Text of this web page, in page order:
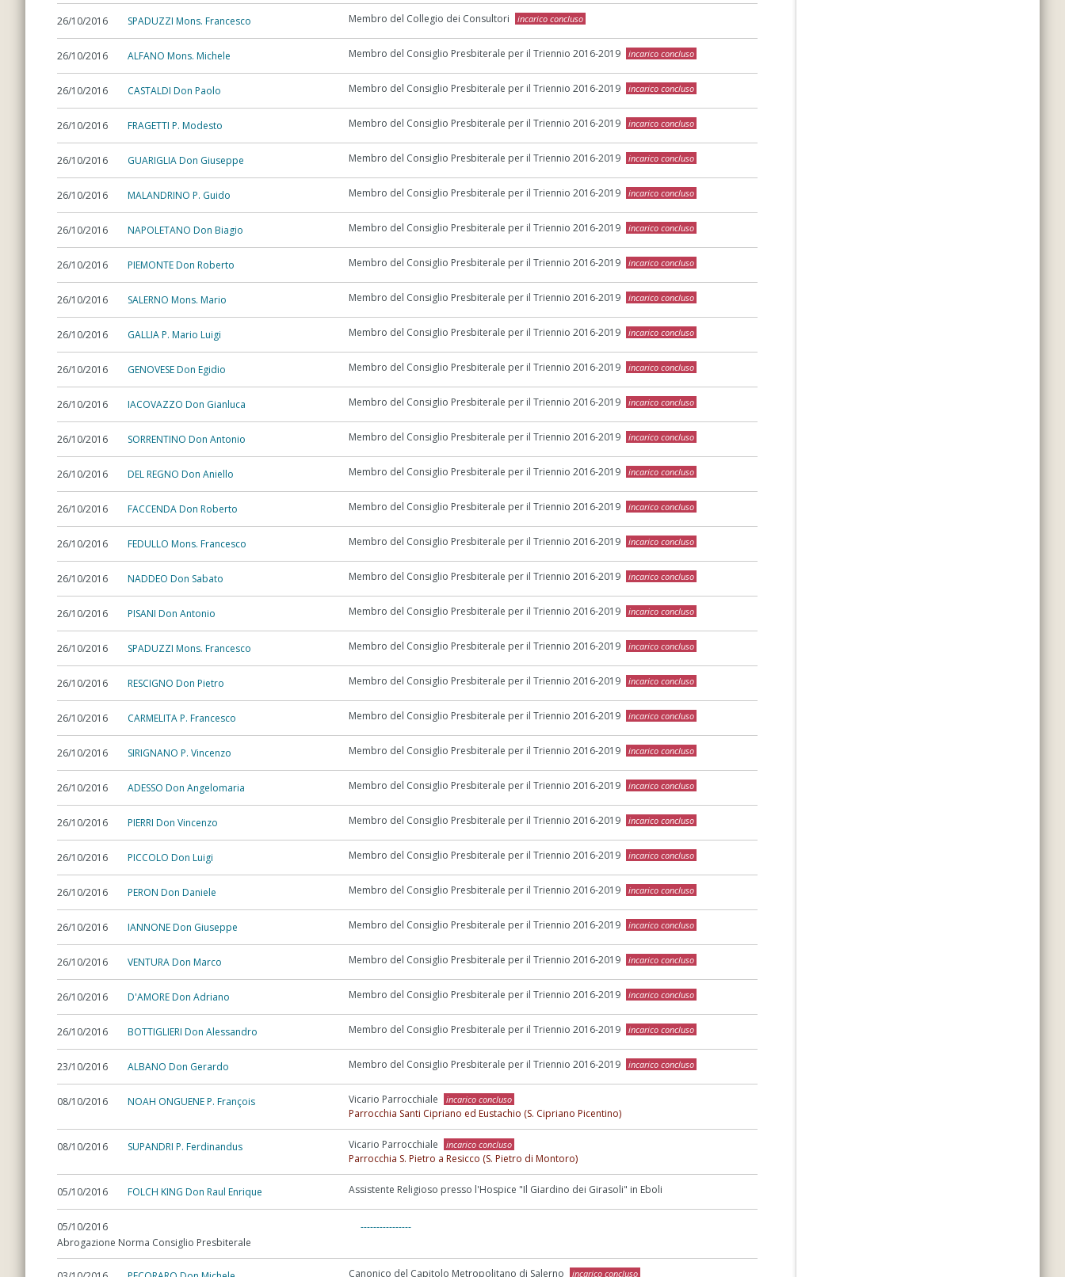
26/10/2016 SPADUZZI Mons. Francesco Membro del Collegio dei Consultori incarico concluso
26/10/2016 ALFANO Mons. Michele Membro del Consiglio Presbiterale per il Triennio 2016-2019 incarico concluso
26/10/2016 CASTALDI Don Paolo Membro del Consiglio Presbiterale per il Triennio 2016-2019 incarico concluso
26/10/2016 FRAGETTI P. Modesto Membro del Consiglio Presbiterale per il Triennio 2016-2019 incarico concluso
26/10/2016 GUARIGLIA Don Giuseppe Membro del Consiglio Presbiterale per il Triennio 2016-2019 incarico concluso
26/10/2016 MALANDRINO P. Guido Membro del Consiglio Presbiterale per il Triennio 2016-2019 incarico concluso
26/10/2016 NAPOLETANO Don Biagio Membro del Consiglio Presbiterale per il Triennio 2016-2019 incarico concluso
26/10/2016 PIEMONTE Don Roberto Membro del Consiglio Presbiterale per il Triennio 2016-2019 incarico concluso
26/10/2016 SALERNO Mons. Mario Membro del Consiglio Presbiterale per il Triennio 2016-2019 incarico concluso
26/10/2016 GALLIA P. Mario Luigi Membro del Consiglio Presbiterale per il Triennio 2016-2019 incarico concluso
26/10/2016 GENOVESE Don Egidio Membro del Consiglio Presbiterale per il Triennio 2016-2019 incarico concluso
26/10/2016 IACOVAZZO Don Gianluca Membro del Consiglio Presbiterale per il Triennio 2016-2019 incarico concluso
26/10/2016 SORRENTINO Don Antonio Membro del Consiglio Presbiterale per il Triennio 2016-2019 incarico concluso
26/10/2016 DEL REGNO Don Aniello Membro del Consiglio Presbiterale per il Triennio 2016-2019 incarico concluso
26/10/2016 FACCENDA Don Roberto Membro del Consiglio Presbiterale per il Triennio 2016-2019 incarico concluso
26/10/2016 FEDULLO Mons. Francesco Membro del Consiglio Presbiterale per il Triennio 2016-2019 incarico concluso
26/10/2016 NADDEO Don Sabato Membro del Consiglio Presbiterale per il Triennio 2016-2019 incarico concluso
26/10/2016 PISANI Don Antonio Membro del Consiglio Presbiterale per il Triennio 2016-2019 incarico concluso
26/10/2016 SPADUZZI Mons. Francesco Membro del Consiglio Presbiterale per il Triennio 2016-2019 incarico concluso
26/10/2016 RESCIGNO Don Pietro Membro del Consiglio Presbiterale per il Triennio 2016-2019 incarico concluso
26/10/2016 CARMELITA P. Francesco Membro del Consiglio Presbiterale per il Triennio 2016-2019 incarico concluso
26/10/2016 SIRIGNANO P. Vincenzo Membro del Consiglio Presbiterale per il Triennio 2016-2019 incarico concluso
26/10/2016 ADESSO Don Angelomaria Membro del Consiglio Presbiterale per il Triennio 2016-2019 incarico concluso
26/10/2016 PIERRI Don Vincenzo Membro del Consiglio Presbiterale per il Triennio 2016-2019 incarico concluso
26/10/2016 PICCOLO Don Luigi Membro del Consiglio Presbiterale per il Triennio 2016-2019 incarico concluso
26/10/2016 PERON Don Daniele Membro del Consiglio Presbiterale per il Triennio 2016-2019 incarico concluso
26/10/2016 IANNONE Don Giuseppe Membro del Consiglio Presbiterale per il Triennio 2016-2019 incarico concluso
26/10/2016 VENTURA Don Marco Membro del Consiglio Presbiterale per il Triennio 2016-2019 incarico concluso
26/10/2016 D'AMORE Don Adriano Membro del Consiglio Presbiterale per il Triennio 2016-2019 incarico concluso
26/10/2016 BOTTIGLIERI Don Alessandro Membro del Consiglio Presbiterale per il Triennio 2016-2019 incarico concluso
23/10/2016 ALBANO Don Gerardo Membro del Consiglio Presbiterale per il Triennio 2016-2019 incarico concluso
08/10/2016 NOAH ONGUENE P. François Vicario Parrocchiale incarico concluso
Parrocchia Santi Cipriano ed Eustachio (S. Cipriano Picentino)
08/10/2016 SUPANDRI P. Ferdinandus Vicario Parrocchiale incarico concluso
Parrocchia S. Pietro a Resicco (S. Pietro di Montoro)
05/10/2016 FOLCH KING Don Raul Enrique Assistente Religioso presso l'Hospice "Il Giardino dei Girasoli" in Eboli
05/10/2016
----------------
Abrogazione Norma Consiglio Presbiterale
Canonico del Capitolo Metropolitano di Salerno incarico concluso